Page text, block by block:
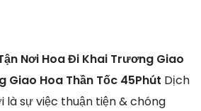
Nơi Hoa Đi Khai Trương Giao
Giao Hoa Thần Tốc 45Phút Dịch
là sự việc thuận tiện & chóng